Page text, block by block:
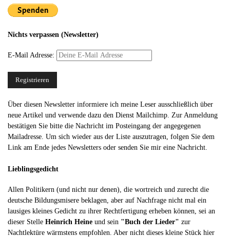
Nichts verpassen (Newsletter)
E-Mail Adresse:
Über diesen Newsletter informiere ich meine Leser ausschließlich über
neue Artikel und verwende dazu den Dienst Mailchimp. Zur Anmeldung
bestätigen Sie bitte die Nachricht im Posteingang der angegegenen
Mailadresse. Um sich wieder aus der Liste auszutragen, folgen Sie dem
Link am Ende jedes Newsletters oder senden Sie mir eine Nachricht.
Lieblingsgedicht
Allen Politikern (und nicht nur denen), die wortreich und zurecht die
deutsche Bildungsmisere beklagen, aber auf Nachfrage nicht mal ein
lausiges kleines Gedicht zu ihrer Rechtfertigung erheben können, sei an
dieser Stelle Heinrich Heine und sein "Buch der Lieder" zur
Nachtlektüre wärmstens empfohlen. Aber nicht dieses kleine Stück hier